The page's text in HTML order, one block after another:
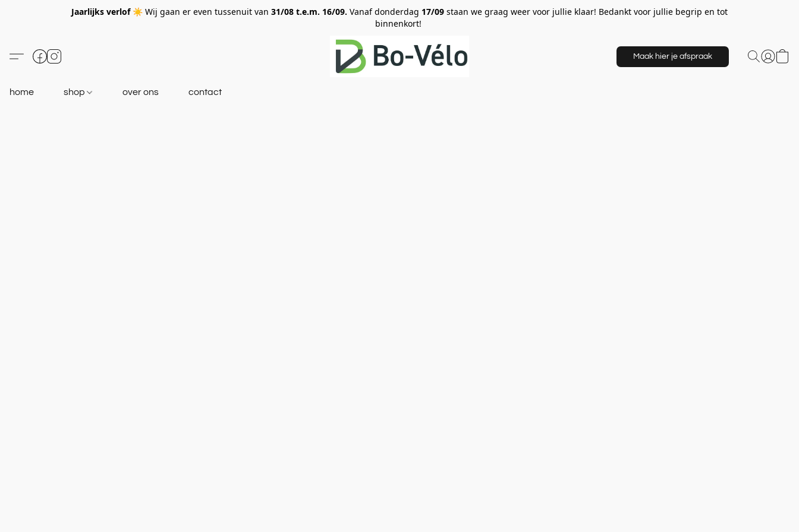
Jaarlijks verlof ☀️ Wij gaan er even tussenuit van 31/08 t.e.m. 16/09. Vanaf donderdag 17/09 staan we graag weer voor jullie klaar! Bedankt voor jullie begrip en tot
binnenkort!
Maak hier je afspraak
home shop over ons contact